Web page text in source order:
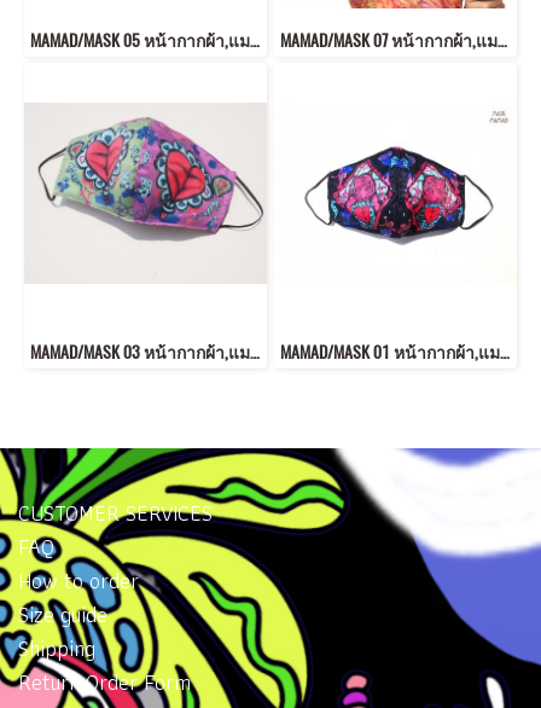
MAMAD/MASK 05 หน้ากากผ้า,แมสผ้า,ผ้าปิดจมูก MAMAD/MASK 07 หน้ากากผ้า,แมสผ้า,ผ้าปิดจมูก
MAMAD/MASK 03 หน้ากากผ้า,แมสผ้า,ผ้าปิดจมูก MAMAD/MASK 01 หน้ากากผ้า,แมสผ้า,ผ้าปิดจมูก
CUSTOMER SERVICES
FAQ
How to order
Size guide
Shipping
Return Order Form